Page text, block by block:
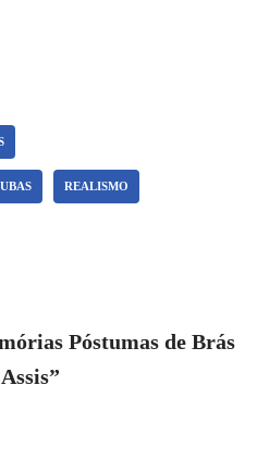
REALISMO
Póstumas de Brás